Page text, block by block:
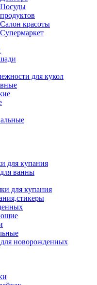
красоты
для кукол
для купания
ванны
для купания
новорожденных